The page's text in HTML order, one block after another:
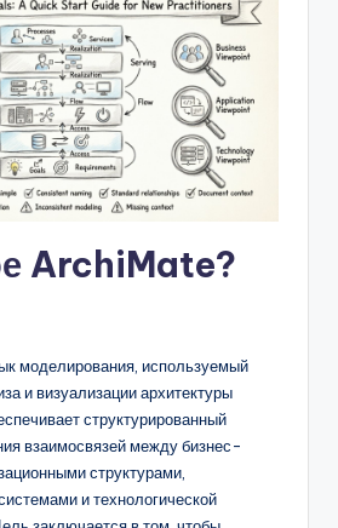
ArchiMate?
моделирования, используемый
и визуализации архитектуры
структурированный
взаимосвязей между бизнес-
структурами,
и технологической